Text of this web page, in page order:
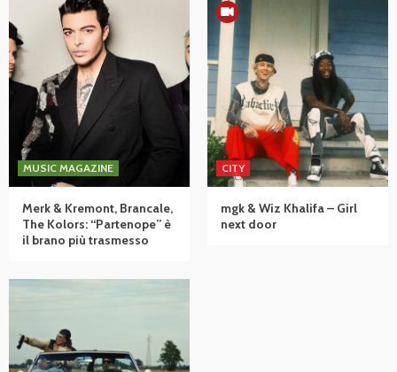
MUSIC MAGAZINE
Merk & Kremont, Brancale,
The Kolors: “Partenope” è
il brano più trasmesso
CITY
mgk & Wiz Khalifa – Girl
next door